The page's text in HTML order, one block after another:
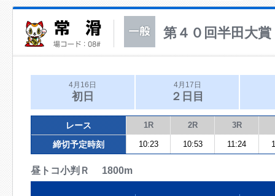
第４０回半田大賞
4月16日
初日
4月17日
２日目
レース 1R 2R 3R
締切予定時刻 10:23 10:53 11:24
昼トコ小判Ｒ 1800m